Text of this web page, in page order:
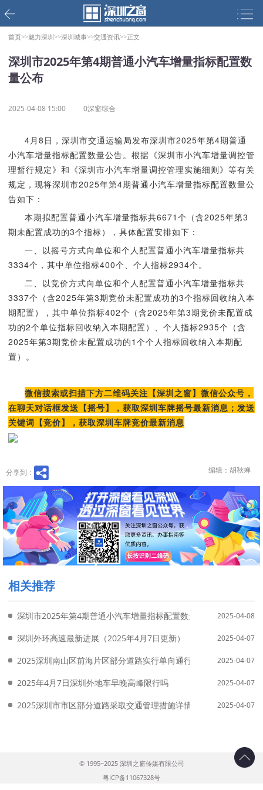
首页>>魅力深圳>>深圳城事>>交通资讯>>正文
深圳市2025年第4期普通小汽车增量指标配置数
量公布
2025-04-08 15:00 0深窗综合
4月8日，深圳市交通运输局发布深圳市2025年第4期普通
小汽车增量指标配置数量公告。根据《深圳市小汽车增量调控管
理暂行规定》和《深圳市小汽车增量调控管理实施细则》等有关
规定，现将深圳市2025年第4期普通小汽车增量指标配置数量公
告如下：
本期拟配置普通小汽车增量指标共6671个（含2025年第3
期未配置成功的3个指标），具体配置安排如下：
一、以摇号方式向单位和个人配置普通小汽车增量指标共
3334个，其中单位指标400个、个人指标2934个。
二、以竞价方式向单位和个人配置普通小汽车增量指标共
3337个（含2025年第3期竞价未配置成功的3个指标回收纳入本
期配置），其中单位指标402个（含2025年第3期竞价未配置成
功的2个单位指标回收纳入本期配置）、个人指标2935个（含
2025年第3期竞价未配置成功的1个个人指标回收纳入本期配
置）。
微信搜索或扫描下方二维码关注【深圳之窗】微信公众号，
在聊天对话框发送【摇号】，获取深圳车牌摇号最新消息；发送
关键词【竞价】，获取深圳车牌竞价最新消息
分享到： 编辑：胡秋蝉
相关推荐
深圳市2025年第4期普通小汽车增量指标配置数量公布 2025-04-08
深圳外环高速最新进展（2025年4月7日更新） 2025-04-07
2025深圳南山区前海片区部分道路实行单向通行交通管理措施
2025-04-07
2025年4月7日深圳外地车早晚高峰限行吗 2025-04-07
2025深圳市市区部分道路采取交通管理措施详情 2025-04-07
© 1995~2025 深圳之窗传媒有限公司
粤ICP备11067328号